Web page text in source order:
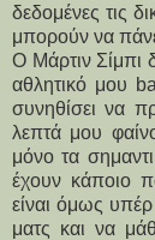
δεδομένες τις
μπορούν να
Ο Μάρτιν Σίμπι
αθλητικό μου
συνηθίσει να
λεπτά μου
μόνο τα
έχουν κάποιο
είναι όμως
ματς και να